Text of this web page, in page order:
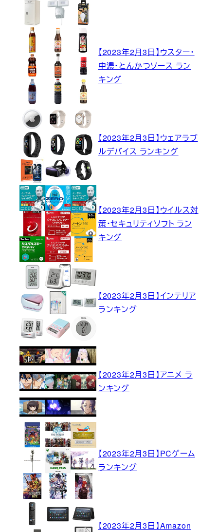
【2023年2月3日】ウスター・
中濃・とんかつソース ラン
キング
【2023年2月3日】ウェアラブ
ルデバイス ランキング
【2023年2月3日】ウイルス対
策・セキュリティソフト ラン
キング
【2023年2月3日】インテリア
ランキング
【2023年2月3日】アニメ ラ
ンキング
【2023年2月3日】PCゲーム
ランキング
【2023年2月3日】Amazon